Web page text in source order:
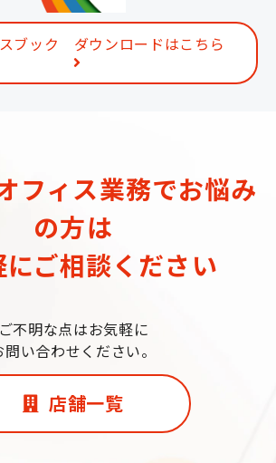
ブック ダウンロードはこちら
フィス業務でお悩み
の方は
にご相談ください
ご不明な点はお気軽に
問い合わせください。
店舗一覧